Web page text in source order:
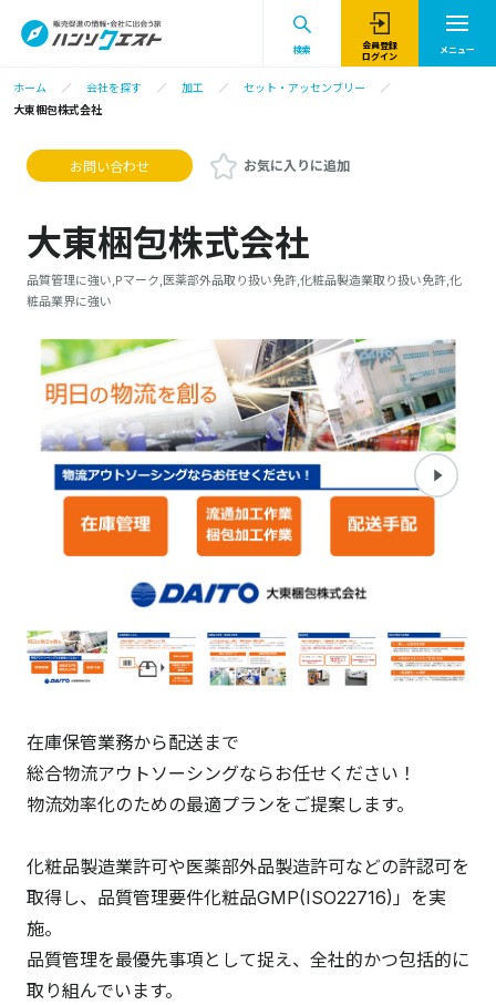
検索
会員登録
ログイン
メニュー
ホーム 会社を探す 加工
セット・アッセンブリー
大東梱包株式会社
お問い合わせ お気に入りに追加
大東梱包株式会社
品質管理に強い,Pマーク,医薬部外品取り扱い免許,化粧品製造業取り扱い免許,化
粧品業界に強い
在庫保管業務から配送まで
総合物流アウトソーシングならお任せください！
物流効率化のための最適プランをご提案します。
化粧品製造業許可や医薬部外品製造許可などの許認可を
取得し、品質管理要件化粧品GMP(ISO22716)」を実
施。
品質管理を最優先事項として捉え、全社的かつ包括的に
取り組んでいます。